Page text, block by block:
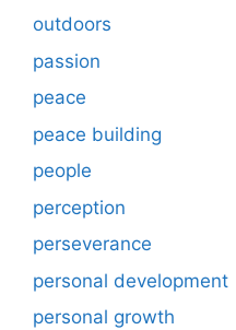
outdoors
passion
peace
peace building
people
perception
perseverance
personal development
personal growth